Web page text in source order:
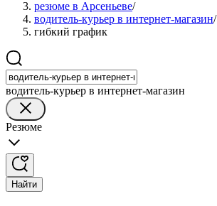
резюме в Арсеньеве/
водитель-курьер в интернет-магазин/
гибкий график
водитель-курьер в интернет-магазин
Резюме
Найти